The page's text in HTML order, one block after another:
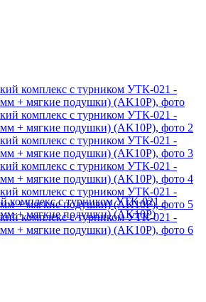
комплекс с турником УТК-021 -
+ мягкие подушки) (AK10P)